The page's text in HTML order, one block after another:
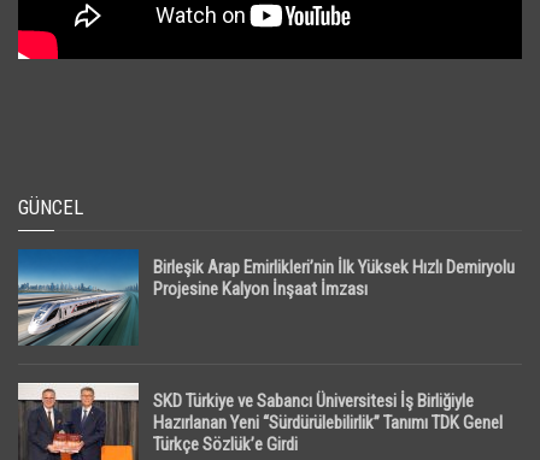
GÜNCEL
Birleşik Arap Emirlikleri’nin İlk Yüksek Hızlı Demiryolu
Projesine Kalyon İnşaat İmzası
SKD Türkiye ve Sabancı Üniversitesi İş Birliğiyle
Hazırlanan Yeni “Sürdürülebilirlik” Tanımı TDK Genel
Türkçe Sözlük’e Girdi